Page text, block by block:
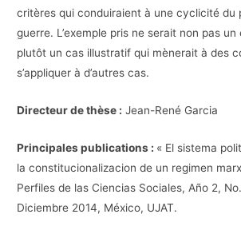
critères qui conduiraient à une cyclicité du
guerre. L’exemple pris ne serait non pas
plutôt un cas illustratif qui mènerait à des
s’appliquer à d’autres cas.
Directeur de thèse : Jean-René Garcia
Principales publications : « El sistema
la constitucionalizacion de un regimen
Perfiles de las Ciencias Sociales, Año 2,
Diciembre 2014, México, UJAT.